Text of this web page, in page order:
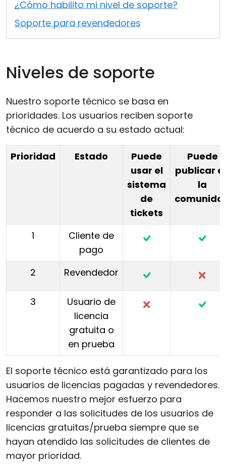
¿Cómo habilito mi nivel de soporte?
Soporte para revendedores
Niveles de soporte
Nuestro soporte técnico se basa en
prioridades. Los usuarios reciben soporte
técnico de acuerdo a su estado actual:
Prioridad Estado
Puede
usar el
sistema
de
tickets
Puede
publicar
la
1
Cliente de
pago
2
Revendedor
3
Usuario de
licencia
gratuita o
en prueba
El soporte técnico está garantizado para los
usuarios de licencias pagadas y revendedores.
Hacemos nuestro mejor esfuerzo para
responder a las solicitudes de los usuarios de
licencias gratuitas/prueba siempre que se
hayan atendido las solicitudes de clientes de
mayor prioridad.
Nube y local